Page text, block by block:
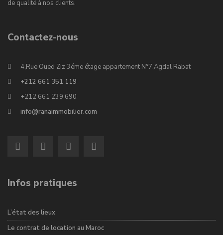
de qualité à nos clients.
Contactez-nous
4,Rue Oued Ziz 3éme étage appartement N°7,Agdal Rabat
+212 661 351 119
+212 661 239 690
info@ranaimmobilier.com
Infos pratiques
L’état des lieux
Le contrat de location au Maroc